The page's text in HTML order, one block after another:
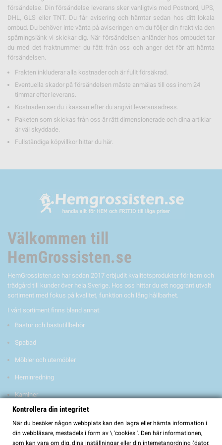
försändelse. Din försändelse leverans sker vanligtvis med Postnord, UPS,
DHL, GLS eller TNT. Du får avisering och hämtar sedan hos ditt lokala
ombud. Du behöver inte vänta på aviseringen om du följer din frakt via den
spårningslänk vi skickar dig. När försändelsen anländer hos ombudet tar
du med det fraktnummer du fått från oss och anger det för att hämta
försändelsen.
Frakten inkluderar alla kostnader och är fullt försäkrad.
Eventuella skador på försändelsen måste anmälas till oss inom 24
timmar efter leverans.
Kostnaden ser du i kassan efter du angivit leveransadress.
Paketen som skickas från oss är rätt dimensionerade och dina artiklar
är väl skyddade.
Fullständiga köpvillkor hittar du här.
Välkommen till
HemGrossisten.se
HemGrossisten.se har sedan 2017 erbjudit kvalitetsprodukter för hem och
trädgård till kunder över hela Sverige. Hos oss hittar du ett noggrant utvalt
sortiment med fokus på kvalitet, funktion och lång hållbarhet.
I vårt sortiment finns bland annat:
Bastur och bastutillbehör
Spabad
Möbler och utemöbler
Heminredning
Kaminer
El-scootrar
Samtliga produkter vi erbjuder är testade och godkända för den svenska
och europeiska marknaden, så att du kan känna dig trygg med ditt köp.
Kontrollera din integritet
När du besöker någon webbplats kan den lagra eller hämta information i
din webbläsare, mestadels i form av \ 'cookies '. Den här informationen,
som kan vara om dig, dina inställningar eller din internetanordning (dator,